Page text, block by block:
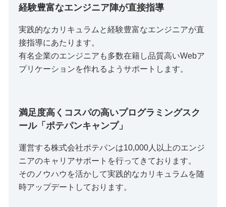
経験豊富なエンジニア陣が直接指導
実践的なカリキュラムと経験豊富なエンジニアが直
接指導にあたります。
有名企業のエンジニアも多数在籍し品質高いWebア
プリケーションを作れるようサポートします。
満足度高くコスパの高いプログラミングスク
ール「ポテパンキャンプ」
運営する株式会社ポテパンは10,000人以上のエンジ
ニアのキャリアサポートを行ってきております。
そのノウハウを活かして実践的なカリキュラムを随
時アップデートしております。